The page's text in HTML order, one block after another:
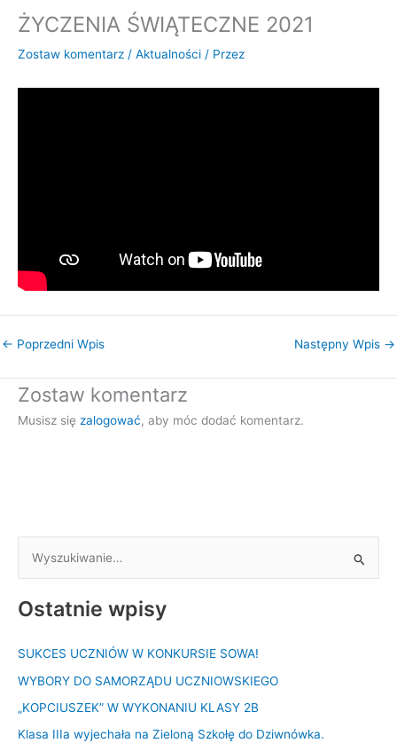
ŻYCZENIA ŚWIĄTECZNE 2021
Zostaw komentarz / Aktualności / Przez
← Poprzedni Wpis Następny Wpis →
Zostaw komentarz
Musisz się zalogować, aby móc dodać komentarz.
u
a
j
d
l
Ostatnie wpisy
SUKCES UCZNIÓW W KONKURSIE SOWA!
WYBORY DO SAMORZĄDU UCZNIOWSKIEGO
„KOPCIUSZEK” W WYKONANIU KLASY 2B
Klasa IIIa wyjechała na Zieloną Szkołę do Dziwnówka.